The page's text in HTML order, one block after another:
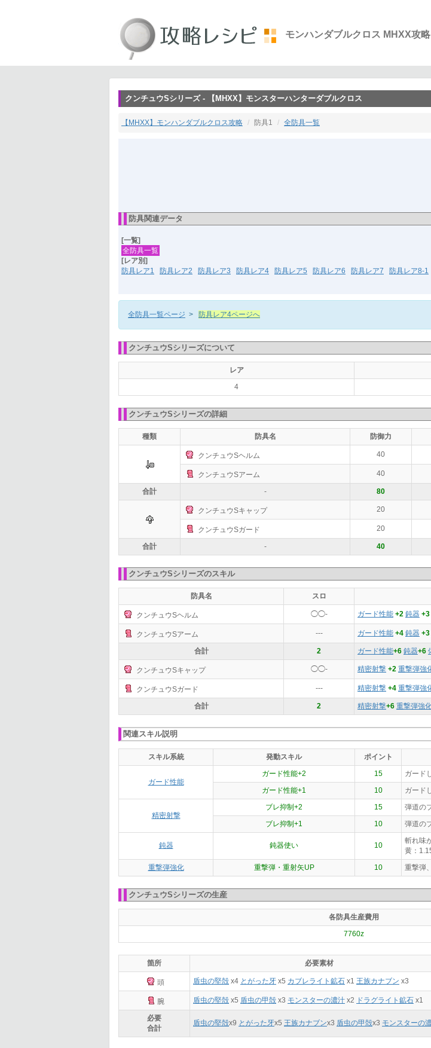
モンハンダブルクロス MHXX攻略
クンチュウSシリーズ - 【MHXX】モンスターハンターダブルクロス
【MHXX】モンハンダブルクロス攻略 防具1 全防具一覧
防具関連データ
[一覧]
全防具一覧
[レア別]
防具レア1
防具レア2 防具レア3 防具レア4 防具レア5 防具レア6 防具レア7 防具レア8-1
全防具一覧ページ > 防具レア4ページへ
クンチュウSシリーズについて
レア
4
クンチュウSシリーズの詳細
種類 防具名 防御力
クンチュウSヘルム 40
クンチュウSアーム 40
合計 - 80
クンチュウSキャップ 20
クンチュウSガード 20
合計 - 40
クンチュウSシリーズのスキル
防具名 スロ
クンチュウSヘルム ◯◯- ガード性能 +2 鈍器 +3
クンチュウSアーム --- ガード性能 +4 鈍器 +3
合計 2 ガード性能+6 鈍器+6
クンチュウSキャップ ◯◯- 精密射撃 +2 重撃弾強
クンチュウSガード --- 精密射撃 +4 重撃弾強
合計 2 精密射撃+6 重撃弾強
関連スキル説明
スキル系統 発動スキル ポイント
ガード性能
ガード性能+2 15
ガード
ガード性能+1
10 ガード
精密射撃
ブレ抑制+2 15
弾道の
ブレ抑制+1
10 弾道の
鈍器 鈍器使い 10
斬れ味
黄：
重撃弾強化
重撃弾・重射矢UP 10 重撃弾
クンチュウSシリーズの生産
各防具生産費用
7760z
箇所 必要素材
頭 盾虫の堅殻 x4 とがった牙 x5 カブレライト鉱石 x1 王族カナブン x3
腕 盾虫の堅殻 x5 盾虫の甲殻 x3 モンスターの濃汁 x2 ドラグライト鉱石 x1
必要
合計
盾虫の堅殻x9 とがった牙x5 王族カナブンx3 盾虫の甲殻x3 モンスターの